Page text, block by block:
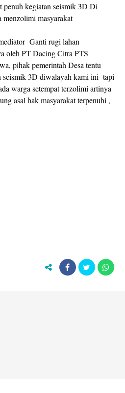
penuh kegiatan seismik 3D Di
masyarakat
Ganti rugi lahan
oleh PT Dacing Citra PTS
pihak pemerintah Desa tentu
seismik 3D diwalayah kami ini tapi
warga setempat terzolimi artinya
asal hak masyarakat terpenuhi ,